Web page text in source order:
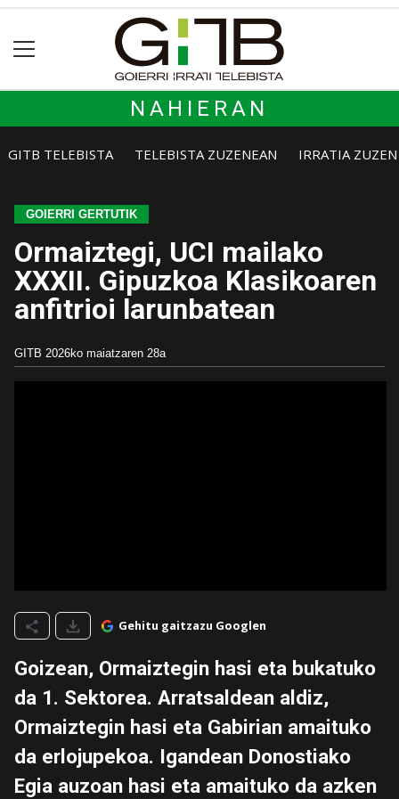
NAHIERAN
GITB TELEBISTA TELEBISTA ZUZENEAN IRRATIA
GOIERRI GERTUTIK
Ormaiztegi, UCI mailako
XXXII. Gipuzkoa Klasikoaren
anfitrioi larunbatean
GITB 2026ko maiatzaren 28a
Gehitu gaitzazu Googlen
Goizean, Ormaiztegin hasi eta bukatuko
da 1. Sektorea. Arratsaldean aldiz,
Ormaiztegin hasi eta Gabirian amaituko
da erlojupekoa. Igandean Donostiako
Egia auzoan hasi eta amaituko da azken